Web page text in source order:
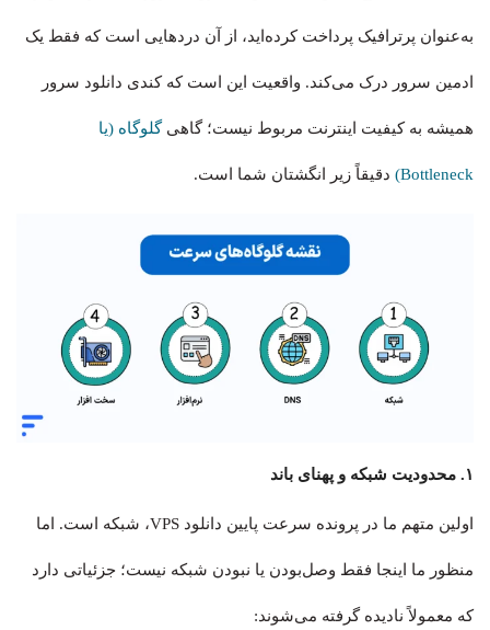
به‌عنوان پرترافیک پرداخت کرده‌اید، از آن دردهایی است که فقط یک
ادمین سرور درک می‌کند. واقعیت این است که کندی دانلود سرور
همیشه به کیفیت اینترنت مربوط نیست؛ گاهیگلوگاه (یا
Bottleneck) دقیقاً زیر انگشتان شما است.
۱. محدودیت شبکه و پهنای باند
اولین متهم ما در پرونده سرعت پایین دانلود VPS، شبکه است. اما
منظور ما اینجا فقط وصل‌بودن یا نبودن شبکه نیست؛ جزئیاتی دارد
که معمولاً نادیده گرفته می‌شوند: